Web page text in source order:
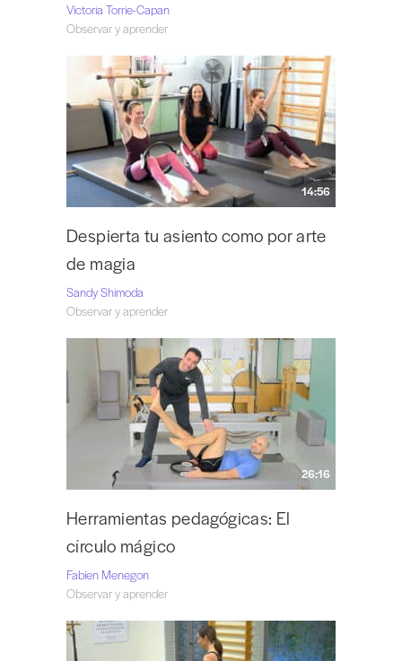
Victoria Torrie-Capan
Observar y aprender
14:56
Despierta tu asiento como por arte
de magia
Sandy Shimoda
Observar y aprender
26:16
Herramientas pedagógicas: El
círculo mágico
Fabien Menegon
Observar y aprender